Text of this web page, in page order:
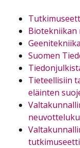
Biotekniikan
Suomen
Tieteellisiin
eläinten